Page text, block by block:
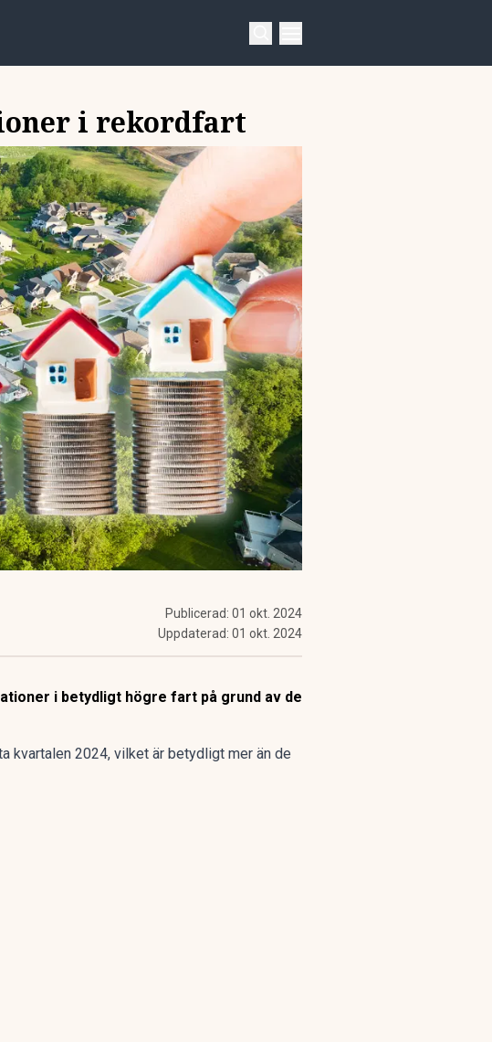
i rekordfart
Publicerad: 01 okt. 2024
Uppdaterad: 01 okt. 2024
i betydligt högre fart på grund av de
kvartalen 2024, vilket är betydligt mer än de